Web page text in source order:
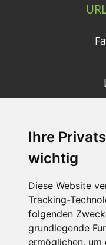
Ihre
wichtig
Diese Website
Tracking-
folgenden
grundlegende
ermöglichen, um
Die Schneehoehen
Muss für alle